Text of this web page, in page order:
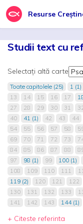
Resurse
Studii text cu
Selectați altă carte
Toate capitolele (25) 1 (1)
13
14 15 16 17
27
28 29 30 31
40
41 (1) 42 43 44
54
55 56 57 58
69
70 71 72 73
84
85 86 87 88
97
98 (1) 99 100 (1)
108
109 110 111
119 (2)
120 121 122
130
131 132 133
141
142 143 144 (1)
+ Citeste referinta